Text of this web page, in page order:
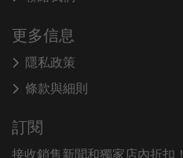
更多信息
隱私政策
條款與細則
訂閱
接收銷售新聞和獨家店內折扣！